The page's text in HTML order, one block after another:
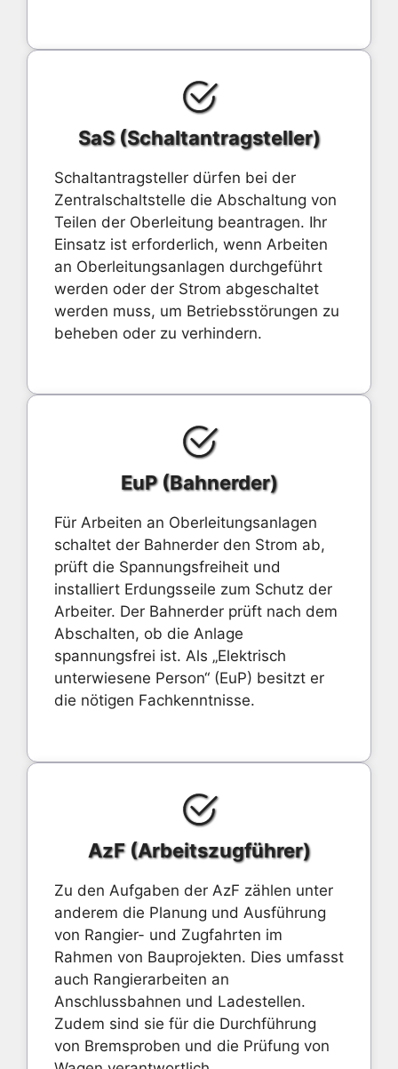
SaS (Schaltantragsteller)
Schaltantragsteller dürfen bei der
Zentralschaltstelle die Abschaltung von
Teilen der Oberleitung beantragen. Ihr
Einsatz ist erforderlich, wenn Arbeiten
an Oberleitungsanlagen durchgeführt
werden oder der Strom abgeschaltet
werden muss, um Betriebsstörungen zu
beheben oder zu verhindern.
EuP (Bahnerder)
Für Arbeiten an Oberleitungsanlagen
schaltet der Bahnerder den Strom ab,
prüft die Spannungsfreiheit und
installiert Erdungsseile zum Schutz der
Arbeiter. Der Bahnerder prüft nach dem
Abschalten, ob die Anlage
spannungsfrei ist. Als „Elektrisch
unterwiesene Person“ (EuP) besitzt er
die nötigen Fachkenntnisse.
AzF (Arbeitszugführer)
Zu den Aufgaben der AzF zählen unter
anderem die Planung und Ausführung
von Rangier- und Zugfahrten im
Rahmen von Bauprojekten. Dies umfasst
auch Rangierarbeiten an
Anschlussbahnen und Ladestellen.
Zudem sind sie für die Durchführung
von Bremsproben und die Prüfung von